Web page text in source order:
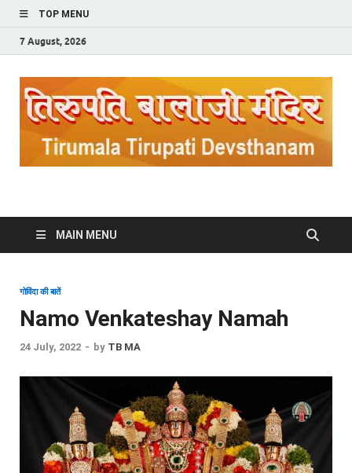
TOP MENU
7 August, 2026
Tirupati Balaji Mandir
MAIN MENU
गोविंदा की बातें
Namo Venkateshay Namah
24 July, 2022 - by TB MA